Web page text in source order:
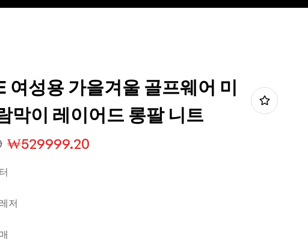
여성용 가을겨울 골프웨어 미
막이 레이어드 롱팔 니트
₩529999.20
저